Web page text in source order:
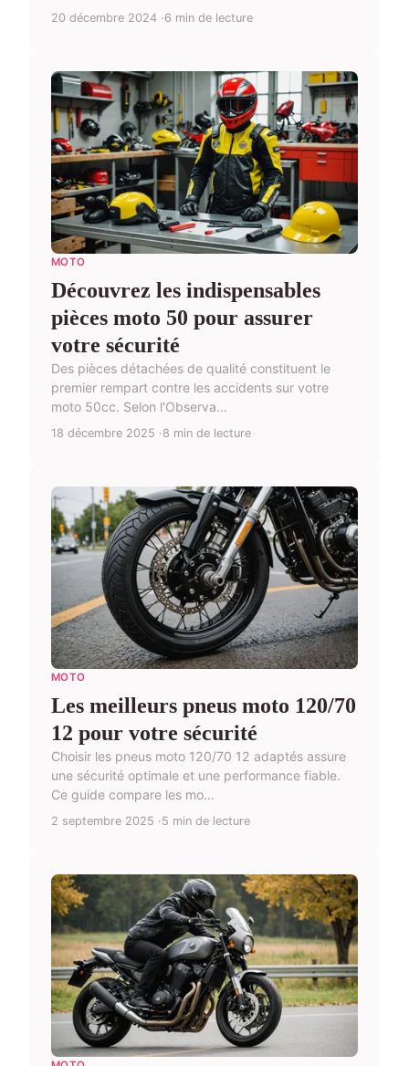
20 décembre 2024 6 min de lecture
MOTO
Découvrez les indispensables
pièces moto 50 pour assurer
votre sécurité
Des pièces détachées de qualité constituent le
premier rempart contre les accidents sur votre
moto 50cc. Selon l'Observa...
18 décembre 2025 8 min de lecture
MOTO
Les meilleurs pneus moto 120/70
12 pour votre sécurité
Choisir les pneus moto 120/70 12 adaptés assure
une sécurité optimale et une performance fiable.
Ce guide compare les mo...
2 septembre 2025 5 min de lecture